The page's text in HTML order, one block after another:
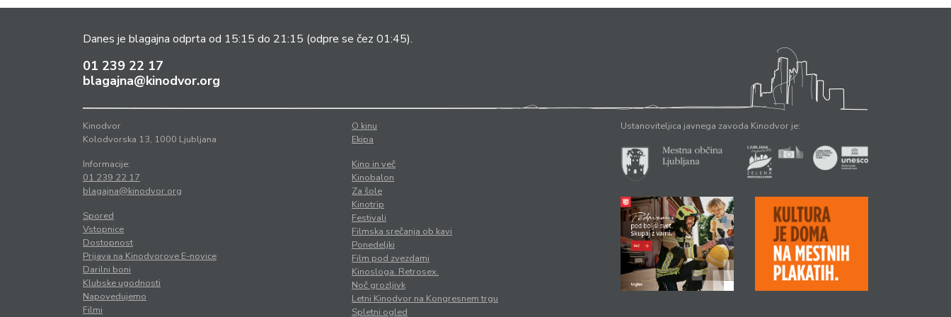
Danes je blagajna odprta od 15:15 do 21:15 (odpre se čez 01:45).
01 239 22 17
blagajna@kinodvor.org
Kinodvor
Kolodvorska 13, 1000 Ljubljana
Informacije:
01 239 22 17
blagajna@kinodvor.org
Spored
Vstopnice
Dostopnost
Prijava na Kinodvorove E-novice
Darilni boni
Klubske ugodnosti
Napovedujemo
Filmi
O kinu
Ekipa
Kino in več
Kinobalon
Za šole
Kinotrip
Festivali
Filmska srečanja ob kavi
Ponedeljki
Film pod zvezdami
Kinosloga. Retrosex.
Noč grozljivk
Letni Kinodvor na Kongresnem trgu
Spletni ogled
Ustanoviteljica javnega zavoda Kinodvor je: